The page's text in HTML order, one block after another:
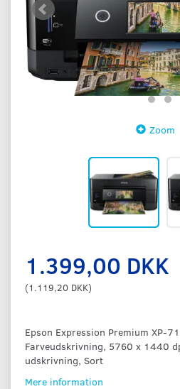
Zoom
1.399,00 DKK
(1.119,20 DKK)
Epson Expression Premium XP-
Farveudskrivning, 5760 x 1440
udskrivning, Sort
Mere information